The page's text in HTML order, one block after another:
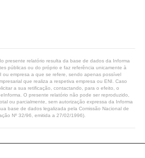
presente relatório resulta da base de dados da Informa
públicas ou do próprio e faz referência unicamente à
ou empresa a que se refere, sendo apenas possível
que realiza a respetiva empresa ou ENI. Caso
a sua retificação, contactando, para o efeito, o
O presente relatório não pode ser reproduzido,
ou parcialmente, sem autorização expressa da Informa
base de dados legalizada pela Comissão Nacional de
Nº 32/96, emitida a 27/02/1996).